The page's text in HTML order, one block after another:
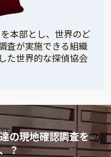
本部とし、世界のど
査が実施できる組織
た世界的な探偵協会
の現地確認調査を
？